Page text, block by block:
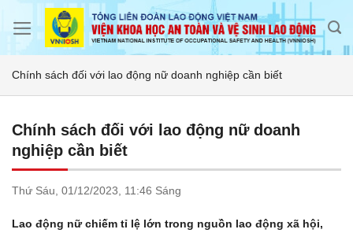
Chính sách đối với lao động nữ doanh nghiệp cần biết
Chính sách đối với lao động nữ doanh
nghiệp cần biết
Thứ Sáu, 01/12/2023, 11:46 Sáng
Lao động nữ chiếm tỉ lệ lớn trong nguồn lao động xã hội,